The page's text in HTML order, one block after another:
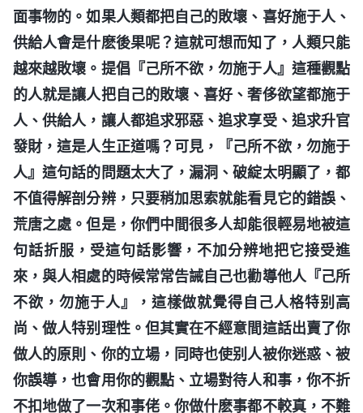
面事物的。如果人類都把自己的敗壞、喜好施于人、
供給人會是什麽後果呢？這就可想而知了，人類只能
越來越敗壞。提倡『己所不欲，勿施于人』這種觀點
的人就是讓人把自己的敗壞、喜好、奢侈欲望都施于
人、供給人，讓人都追求邪惡、追求享受、追求升官
發財，這是人生正道嗎？可見，『己所不欲，勿施于
人』這句話的問題太大了，漏洞、破綻太明顯了，都
不值得解剖分辨，只要稍加思索就能看見它的錯誤、
荒唐之處。但是，你們中間很多人却能很輕易地被這
句話折服，受這句話影響，不加分辨地把它接受進
來，與人相處的時候常常告誡自己也勸導他人『己所
不欲，勿施于人』，這樣做就覺得自己人格特别高
尚、做人特别理性。但其實在不經意間這話出賣了你
做人的原則、你的立場，同時也使别人被你迷惑、被
你誤導，也會用你的觀點、立場對待人和事，你不折
不扣地做了一次和事佬。你做什麽事都不較真，不難